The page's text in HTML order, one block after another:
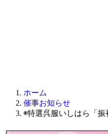
ホーム
催事お知らせ
◉特選呉服いしはら「振